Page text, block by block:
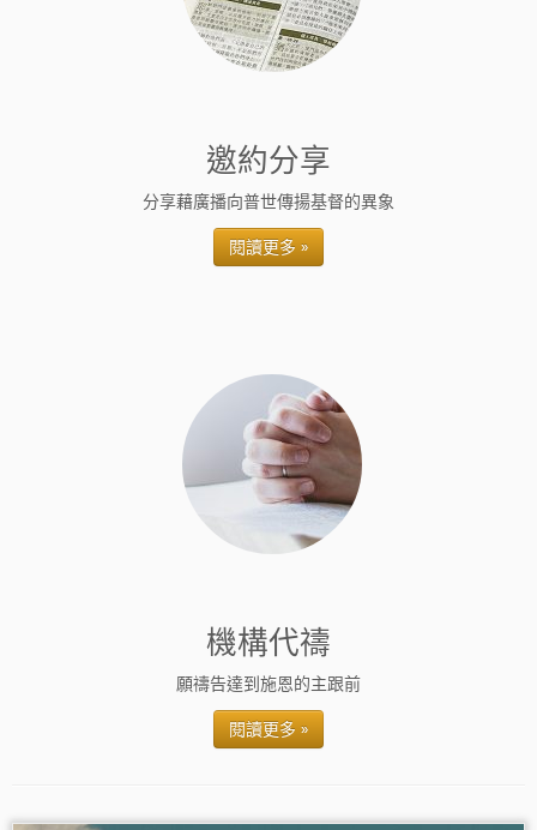
邀約分享
分享藉廣播向普世傳揚基督的異象
閱讀更多 »
機構代禱
願禱告達到施恩的主跟前
閱讀更多 »